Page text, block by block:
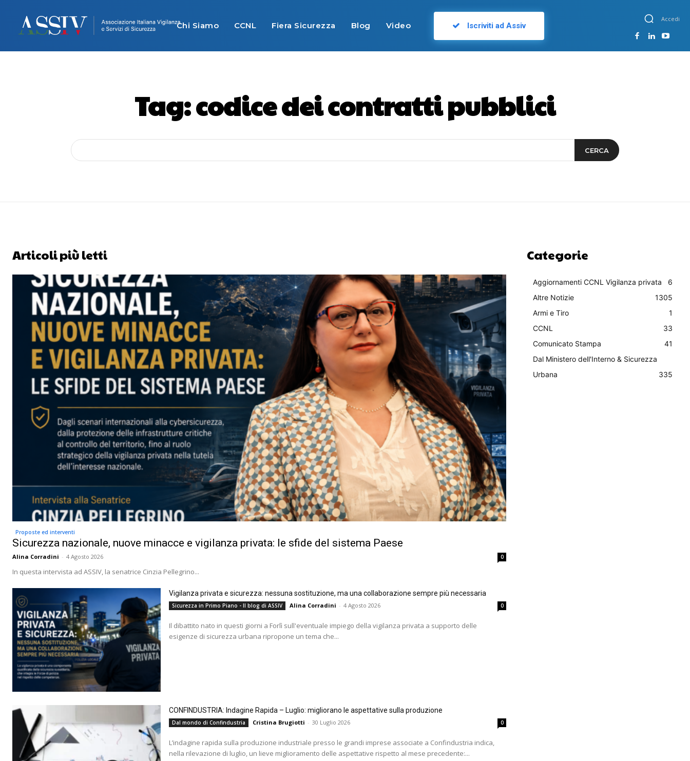
Chi Siamo CCNL Fiera Sicurezza Blog Video Iscriviti ad Assiv
Accedi
Tag:codice dei contratti pubblici
CERCA
Articoli più letti
Proposte ed interventi
Sicurezza nazionale, nuove minacce e vigilanza privata: le sfide del sistema Paese
Alina Corradini - 4 Agosto 2026 0
In questa intervista ad ASSIV, la senatrice Cinzia Pellegrino...
Vigilanza privata e sicurezza: nessuna sostituzione, ma una collaborazione sempre più necessaria
Sicurezza in Primo Piano - Il blog di ASSIV Alina Corradini - 4 Agosto 2026 0
Il dibattito nato in questi giorni a Forlì sull'eventuale impiego della vigilanza privata a supporto delle
esigenze di sicurezza urbana ripropone un tema che...
CONFINDUSTRIA: Indagine Rapida – Luglio: migliorano le aspettative sulla produzione
Dal mondo di Confindustria Cristina Brugiotti - 30 Luglio 2026 0
L’indagine rapida sulla produzione industriale presso le grandi imprese associate a Confindustria indica,
nella rilevazione di luglio, un lieve miglioramento delle aspettative rispetto al mese precedente:...
Categorie
Aggiornamenti CCNL Vigilanza privata
6
Altre Notizie
1305
Armi e Tiro
1
CCNL
33
Comunicato Stampa
41
Dal Ministero dell'Interno & Sicurezza
Urbana
335